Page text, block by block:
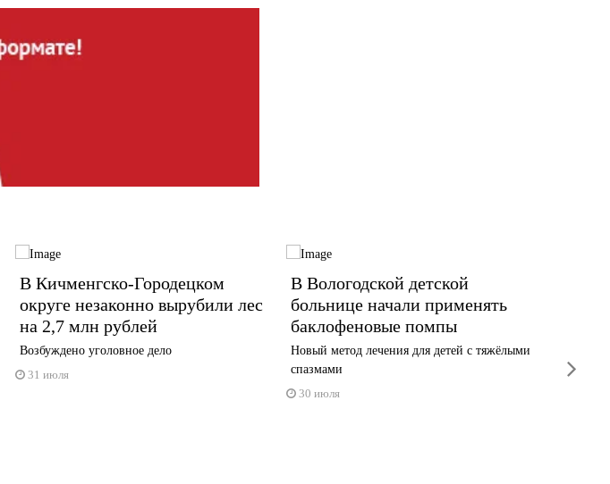
В Кичменгско-Городецком
округе незаконно вырубили лес
на 2,7 млн рублей
Возбуждено уголовное дело
31 июля
В Вологодской детской
больнице начали применять
баклофеновые помпы
Новый метод лечения для детей с тяжёлыми
спазмами
30 июля
29 июля